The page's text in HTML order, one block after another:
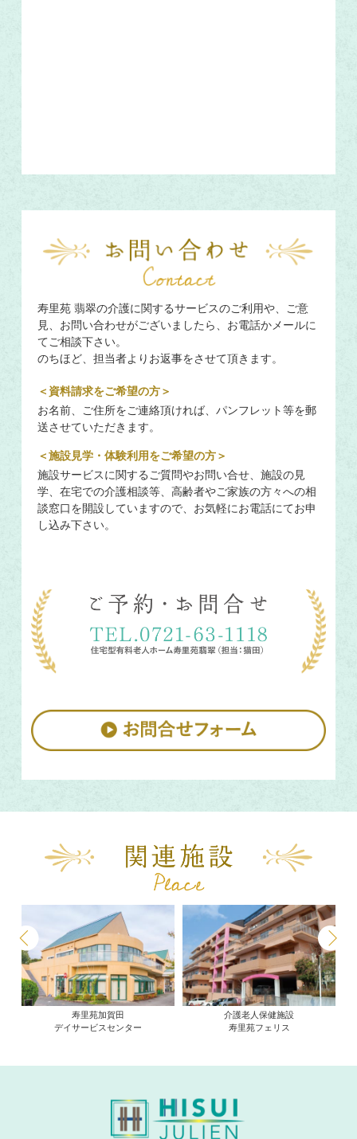
寿里苑 翡翠の介護に関するサービスのご利用や、ご意
見、お問い合わせがございましたら、 お電話かメールに
てご相談下さい。
のちほど、担当者よりお返事をさせて頂きます。
＜資料請求をご希望の方＞
お名前、ご住所をご連絡頂ければ、パンフレット等を郵
送させていただきます。
＜施設見学・体験利用をご希望の方＞
施設サービスに関するご質問やお問い合せ、施設の見
学、在宅での介護相談等、高齢者やご家族の方々への相
談窓口を開設していますので、お気軽にお電話にてお申
し込み下さい。
介護老人保健施設
寿里苑フェリス
介護老人福祉施設
寿里苑サラ
Previous Next